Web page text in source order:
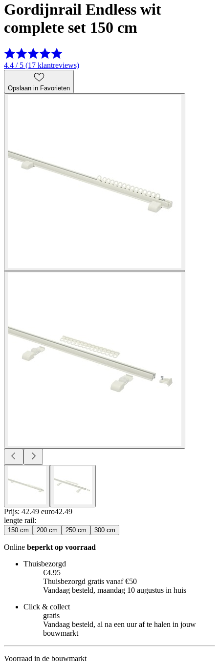
Gordijnrail Endless wit
complete set 150 cm
4.4 / 5 (17 klantreviews)
Opslaan in Favorieten
Prijs: 42.49 euro42.49
lengte rail:
150 cm 200 cm 250 cm 300 cm
Online beperkt op voorraad
Thuisbezorgd
€4.95
Thuisbezorgd gratis vanaf €50
Vandaag besteld, maandag 10 augustus in huis
Click & collect
gratis
Vandaag besteld, al na een uur af te halen in jouw
bouwmarkt
Voorraad in de bouwmarkt